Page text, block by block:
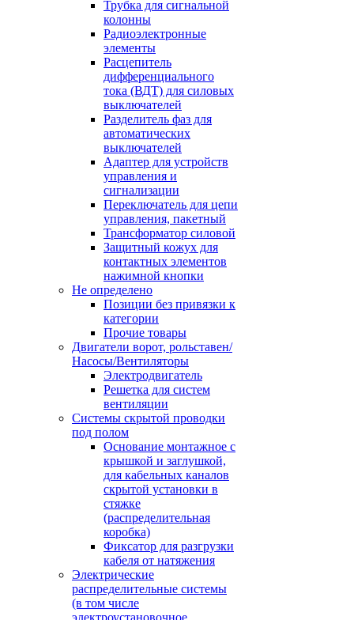
Трубка для сигнальной
колонны
Радиоэлектронные
элементы
Расцепитель
дифференциального
тока (ВДТ) для силовых
выключателей
Разделитель фаз для
автоматических
выключателей
Адаптер для устройств
управления и
сигнализации
Переключатель для цепи
управления, пакетный
Трансформатор силовой
Защитный кожух для
контактных элементов
нажимной кнопки
Не определено
Позиции без привязки к
категории
Прочие товары
Двигатели ворот, рольставен/
Насосы/Вентиляторы
Электродвигатель
Решетка для систем
вентиляции
Системы скрытой проводки
под полом
Основание монтажное с
крышкой и заглушкой,
для кабельных каналов
скрытой установки в
стяжке
(распределительная
коробка)
Фиксатор для разгрузки
кабеля от натяжения
Электрические
распределительные системы
(в том числе
электроустановочное